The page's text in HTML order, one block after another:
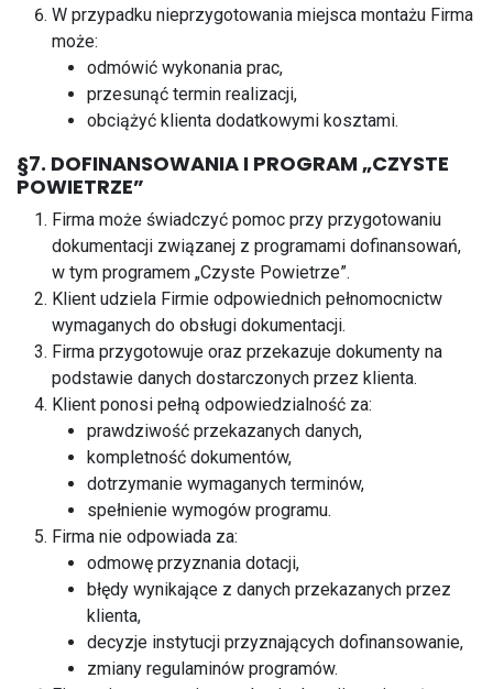
W przypadku nieprzygotowania miejsca montażu Firma
może:
odmówić wykonania prac,
przesunąć termin realizacji,
obciążyć klienta dodatkowymi kosztami.
§7. DOFINANSOWANIA I PROGRAM „CZYSTE
POWIETRZE”
Firma może świadczyć pomoc przy przygotowaniu
dokumentacji związanej z programami dofinansowań,
w tym programem „Czyste Powietrze”.
Klient udziela Firmie odpowiednich pełnomocnictw
wymaganych do obsługi dokumentacji.
Firma przygotowuje oraz przekazuje dokumenty na
podstawie danych dostarczonych przez klienta.
Klient ponosi pełną odpowiedzialność za:
prawdziwość przekazanych danych,
kompletność dokumentów,
dotrzymanie wymaganych terminów,
spełnienie wymogów programu.
Firma nie odpowiada za:
odmowę przyznania dotacji,
błędy wynikające z danych przekazanych przez
klienta,
decyzje instytucji przyznających dofinansowanie,
zmiany regulaminów programów.